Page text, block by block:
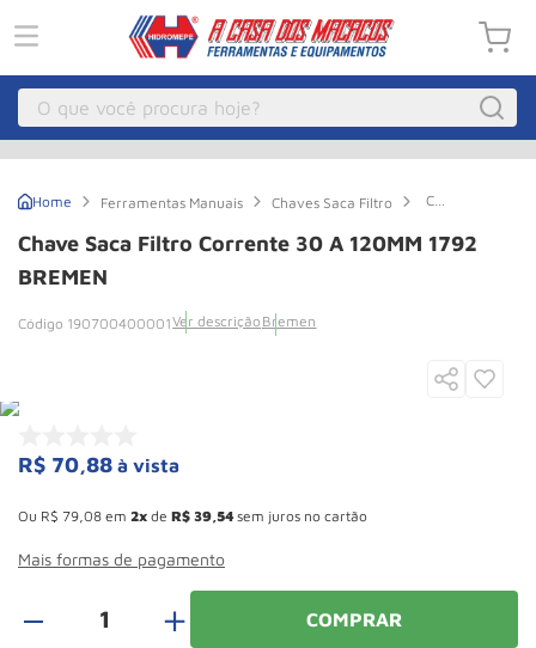
O que você procura hoje?
Ferramentas Manuais Chaves Saca Filtro
Chave
Filtro
Corrente
Chave Saca Filtro Corrente 30 A 120MM 1792
BREMEN
190700400001Ver descrição Bremen
R$ 70,88 à vista
Ou R$ 79 08 em 2 de R$ 39 54 sem juros no cartão
Mais formas de pagamento
＋ COMPRAR
º Macaco Hidraulico
8 Talha
9º Rodizio
10 º